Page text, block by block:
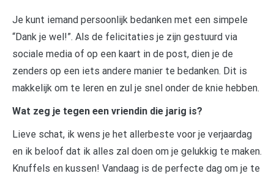
Je kunt iemand persoonlijk bedanken met een simpele
“Dank je wel!”. Als de felicitaties je zijn gestuurd via
sociale media of op een kaart in de post, dien je de
zenders op een iets andere manier te bedanken. Dit is
makkelijk om te leren en zul je snel onder de knie hebben.
Wat zeg je tegen een vriendin die jarig is?
Lieve schat, ik wens je het allerbeste voor je verjaardag
en ik beloof dat ik alles zal doen om je gelukkig te maken.
Knuffels en kussen! Vandaag is de perfecte dag om je te